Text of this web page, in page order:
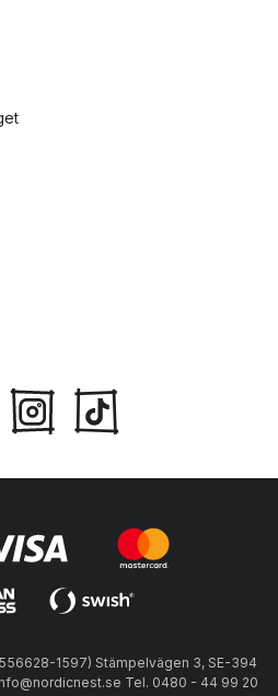
1597) Stämpelvägen 3, SE-394
Tel. 0480 - 44 99 20